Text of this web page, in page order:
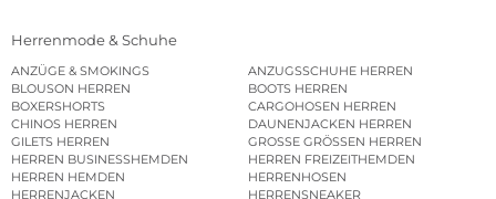
Herrenmode & Schuhe
ANZÜGE & SMOKINGS
ANZUGSSCHUHE HERREN
BLOUSON HERREN
BOOTS HERREN
BOXERSHORTS
CARGOHOSEN HERREN
CHINOS HERREN
DAUNENJACKEN HERREN
GILETS HERREN
GROSSE GRÖSSEN HERREN
HERREN BUSINESSHEMDEN
HERREN FREIZEITHEMDEN
HERREN HEMDEN
HERRENHOSEN
HERRENJACKEN
HERRENSNEAKER